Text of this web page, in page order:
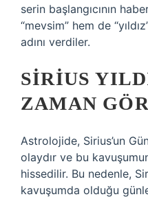
serin başlangıcının
“mevsim” hem de
adını verdiler.
SIRIUS
ZAMAN
Astrolojide, Sirius’un
olaydır ve bu
hissedilir. Bu nedenle,
kavuşumda olduğu